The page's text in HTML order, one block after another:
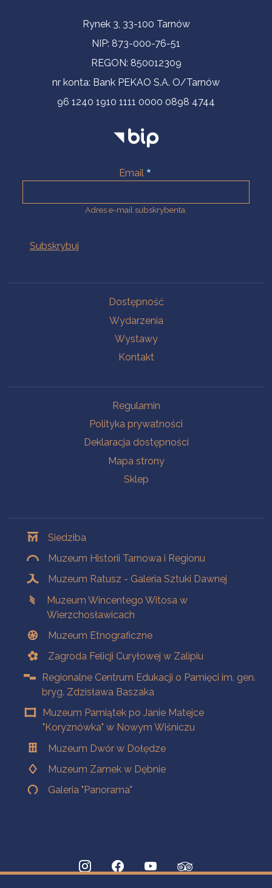
Informacje kontaktoweRynek 3, 33-100 Tarnów
NIP: 873-000-76-51
REGON: 850012309
nr konta: Bank PEKAO S.A. O/Tarnów
96 1240 1910 1111 0000 0898 4744
Email
Adres e-mail subskrybenta.
Dostępność
Wydarzenia
Wystawy
Kontakt
Regulamin
Polityka prywatności
Deklaracja dostępności
Mapa strony
Sklep
Siedziba
Muzeum Historii Tarnowa i Regionu
Muzeum Ratusz - Galeria Sztuki Dawnej
Muzeum Wincentego Witosa w
Wierzchosławicach
Muzeum Etnograficzne
Zagroda Felicji Curyłowej w Zalipiu
Regionalne Centrum Edukacji o Pamięci im. gen.
bryg. Zdzisława Baszaka
Muzeum Pamiątek po Janie Matejce
"Koryznówka" w Nowym Wiśniczu
Muzeum Dwór w Dołędze
Muzeum Zamek w Dębnie
Galeria "Panorama"